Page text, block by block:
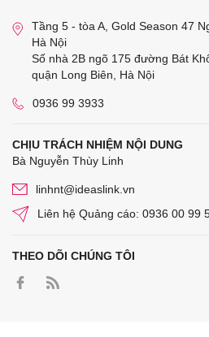
Tầng 5 - tòa A, Gold Season 47
Hà Nội
Số nhà 2B ngõ 175 đường Bát
quận Long Biên, Hà Nội
0936 99 3933
CHỊU TRÁCH NHIỆM NỘI DUNG
Bà Nguyễn Thùy Linh
linhnt@ideaslink.vn
Liên hệ Quảng cáo: 0936 00 99
THEO DÕI CHÚNG TÔI